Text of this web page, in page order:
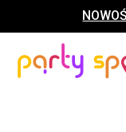
to
content
Koszyk